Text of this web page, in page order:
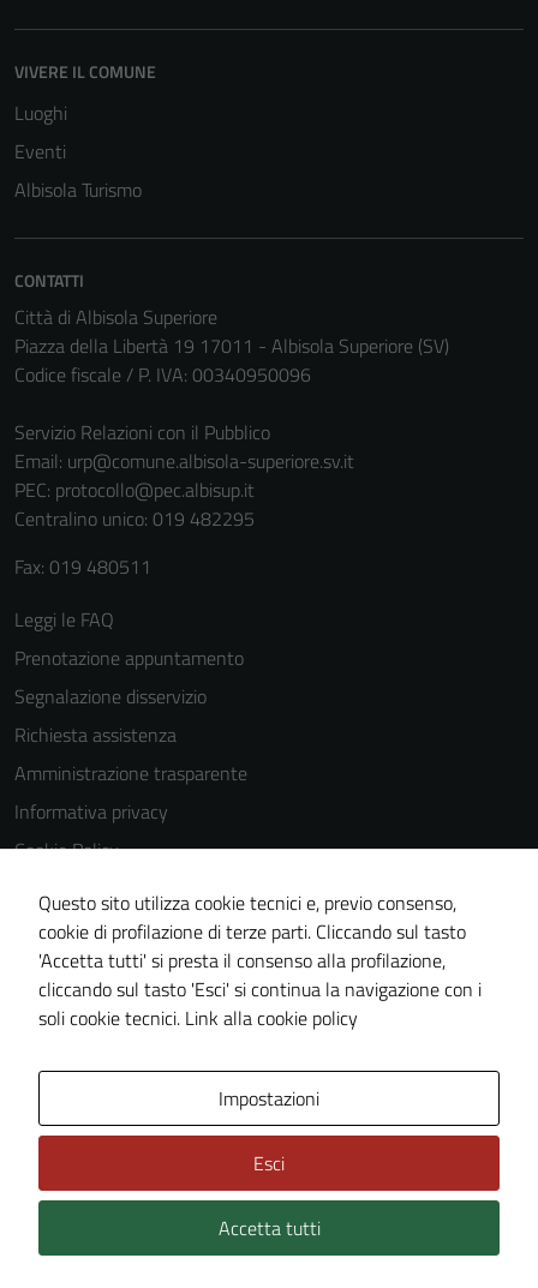
VIVERE IL COMUNE
Luoghi
Eventi
Albisola Turismo
CONTATTI
Città di Albisola Superiore
Piazza della Libertà 19 17011 - Albisola Superiore (SV)
Codice fiscale / P. IVA: 00340950096
Servizio Relazioni con il Pubblico
Email: urp@comune.albisola-superiore.sv.it
PEC: protocollo@pec.albisup.it
Centralino unico: 019 482295
Fax: 019 480511
Leggi le FAQ
Prenotazione appuntamento
Segnalazione disservizio
Richiesta assistenza
Amministrazione trasparente
Informativa privacy
Cookie Policy
Note legali
Dichiarazione di accessibilità
Piano di miglioramento del sito
Statistiche sito web
Technical Design s.r.l.
Questo sito utilizza cookie tecnici e, previo consenso,
cookie di profilazione di terze parti. Cliccando sul tasto
'Accetta tutti' si presta il consenso alla profilazione,
cliccando sul tasto 'Esci' si continua la navigazione con i
soli cookie tecnici. Link alla cookie policy
Impostazioni
Esci
Accetta tutti
Tecnici
funzionamento
del sito e non
disabilitati.